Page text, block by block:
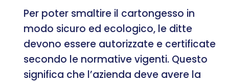
Per poter smaltire il cartongesso in
modo sicuro ed ecologico, le ditte
devono essere autorizzate e certificate
secondo le normative vigenti. Questo
significa che l’azienda deve avere la